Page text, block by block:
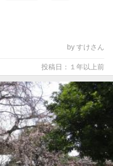
by すけさん
投稿日：１年以上前